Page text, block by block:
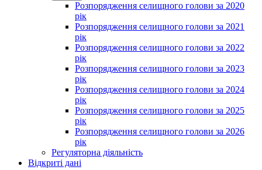
Розпорядження селищного голови за 2020
рік
Розпорядження селищного голови за 2021
рік
Розпорядження селищного голови за 2022
рік
Розпорядження селищного голови за 2023
рік
Розпорядження селищного голови за 2024
рік
Розпорядження селищного голови за 2025
рік
Розпорядження селищного голови за 2026
рік
Регуляторна діяльність
Відкриті дані